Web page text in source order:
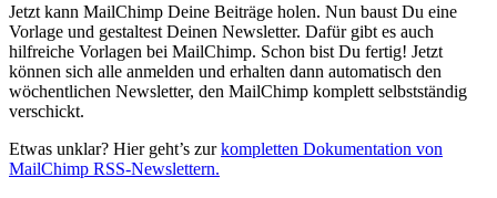
Jetzt kann MailChimp Deine Beiträge holen. Nun baust Du eine
Vorlage und gestaltest Deinen Newsletter. Dafür gibt es auch
hilfreiche Vorlagen bei MailChimp. Schon bist Du fertig! Jetzt
können sich alle anmelden und erhalten dann automatisch den
wöchentlichen Newsletter, den MailChimp komplett selbstständig
verschickt.
Etwas unklar? Hier geht’s zurkompletten Dokumentation von
MailChimp RSS-Newslettern.